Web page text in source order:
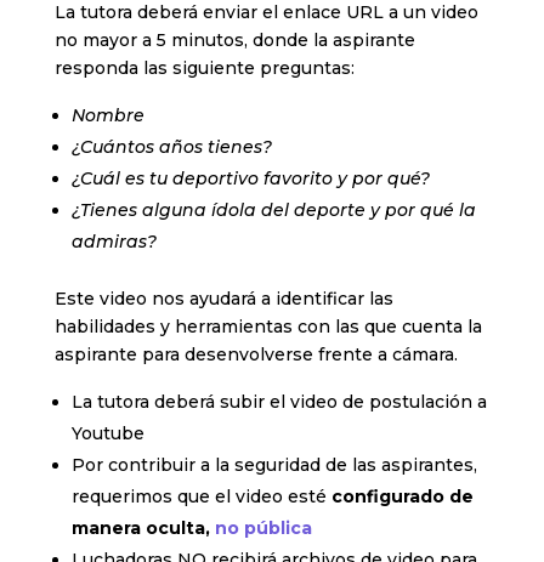
La tutora deberá enviar el enlace URL a un video
no mayor a 5 minutos, donde la aspirante
responda las siguiente preguntas:
Nombre
¿Cuántos años tienes?
¿Cuál es tu deportivo favorito y por qué?
¿Tienes alguna ídola del deporte y por qué la
admiras?
Este video nos ayudará a identificar las
habilidades y herramientas con las que cuenta la
aspirante para desenvolverse frente a cámara.
La tutora deberá subir el video de postulación a
Youtube
Por contribuir a la seguridad de las aspirantes,
requerimos que el video esté configurado de
manera oculta, no pública